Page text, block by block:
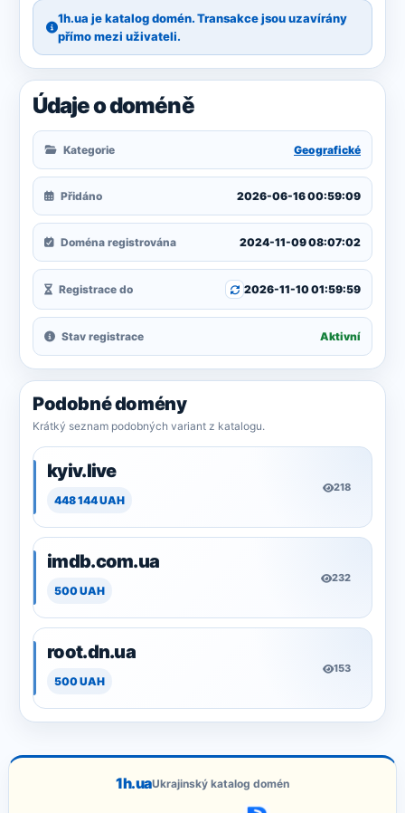
1h.ua je katalog domén. Transakce jsou uzavírány
přímo mezi uživateli.
Údaje o doméně
Kategorie Geografické
Přidáno 2026-06-16 00:59:09
Doména registrována 2024-11-09 08:07:02
Registrace do 2026-11-10 01:59:59
Stav registrace Aktivní
Podobné domény
Krátký seznam podobných variant z katalogu.
kyiv.live
448 144 UAH
218
imdb.com.ua
500 UAH
232
root.dn.ua
500 UAH
153
1h.uaUkrajinský katalog domén